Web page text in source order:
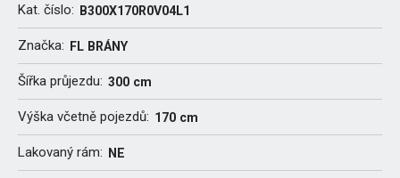
Kat. číslo: B300X170R0V04L1
Značka: FL BRÁNY
Šířka průjezdu: 300 cm
Výška včetně pojezdů: 170 cm
Lakovaný rám: NE